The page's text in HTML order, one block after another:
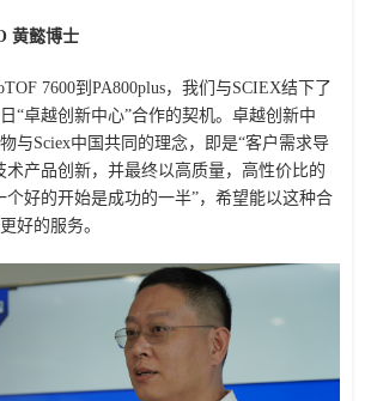
黄懿博士
7600到PA800plus，我们与SCIEX结下了
“卓越创新中心”合作的契机。卓越创新中
与Sciex中国共同的理念，即是“客户需求导
术产品创新，并最终以高质量，高性价比的
个好的开始是成功的一半”，希望能以这种合
好的服务。